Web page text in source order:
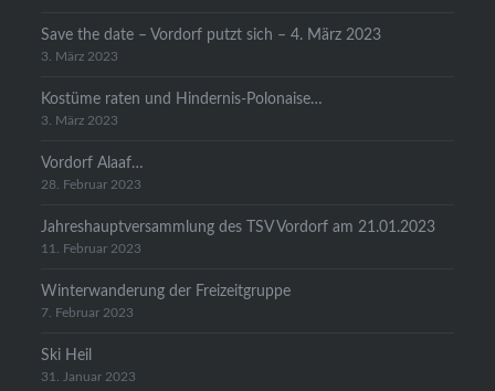
Save the date – Vordorf putzt sich – 4. März 2023
3. März 2023
Kostüme raten und Hindernis-Polonaise…
3. März 2023
Vordorf Alaaf…
28. Februar 2023
Jahreshauptversammlung des TSV Vordorf am 21.01.2023
11. Februar 2023
Winterwanderung der Freizeitgruppe
7. Februar 2023
Ski Heil
31. Januar 2023